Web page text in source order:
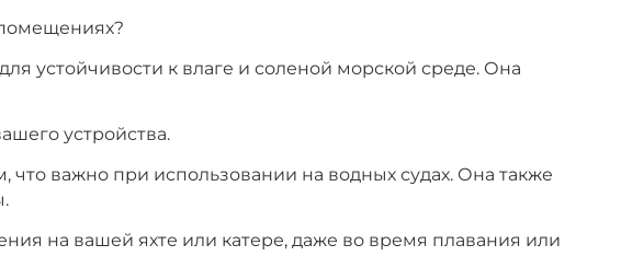
устойчивости к влаге и соленой морской среде. Она
устройства.
что важно при использовании на водных судах. Она также
на вашей яхте или катере, даже во время плавания или